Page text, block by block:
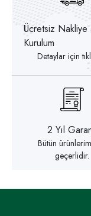
Ücretsiz Nakliye
Kurulum
Detaylar için
2 Yıl
Bütün
geçerlidir.